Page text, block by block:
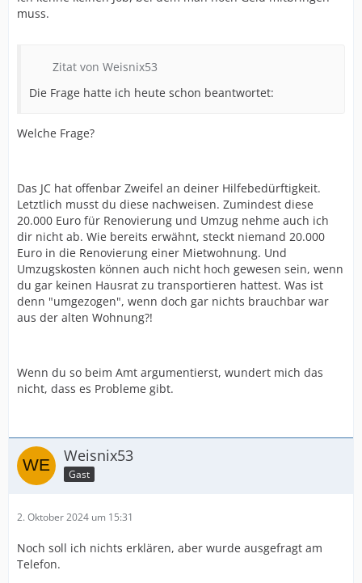
muss.
Zitat von Weisnix53
Die Frage hatte ich heute schon beantwortet:
Welche Frage?
Das JC hat offenbar Zweifel an deiner Hilfebedürftigkeit.
Letztlich musst du diese nachweisen. Zumindest diese
20.000 Euro für Renovierung und Umzug nehme auch ich
dir nicht ab. Wie bereits erwähnt, steckt niemand 20.000
Euro in die Renovierung einer Mietwohnung. Und
Umzugskosten können auch nicht hoch gewesen sein, wenn
du gar keinen Hausrat zu transportieren hattest. Was ist
denn "umgezogen", wenn doch gar nichts brauchbar war
aus der alten Wohnung?!
Wenn du so beim Amt argumentierst, wundert mich das
nicht, dass es Probleme gibt.
Weisnix53
Gast
2. Oktober 2024 um 15:31
Noch soll ich nichts erklären, aber wurde ausgefragt am
Telefon.